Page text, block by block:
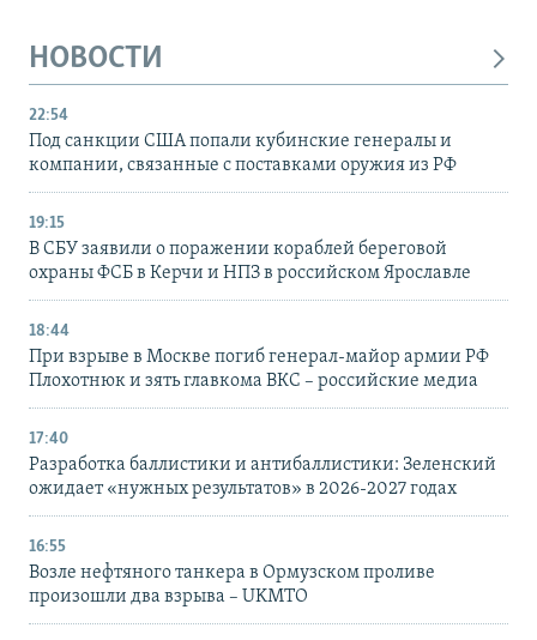
НОВОСТИ
22:54
Под санкции США попали кубинские генералы и
компании, связанные с поставками оружия из РФ
19:15
В СБУ заявили о поражении кораблей береговой
охраны ФСБ в Керчи и НПЗ в российском Ярославле
18:44
При взрыве в Москве погиб генерал-майор армии РФ
Плохотнюк и зять главкома ВКС – российские медиа
17:40
Разработка баллистики и антибаллистики: Зеленский
ожидает «нужных результатов» в 2026-2027 годах
16:55
Возле нефтяного танкера в Ормузском проливе
произошли два взрыва – UKMTO